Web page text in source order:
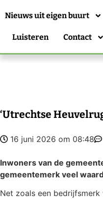
Nieuws uit eigen buurt
Luisteren Contact
‘Utrechtse
16 juni 2026 om 08:48
Inwoners van de
gemeentemerk veel
Net zoals een